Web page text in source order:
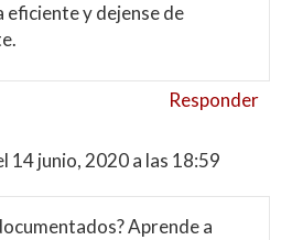
y dejense de
Responder
14 junio, 2020 a las 18:59
Aprende a